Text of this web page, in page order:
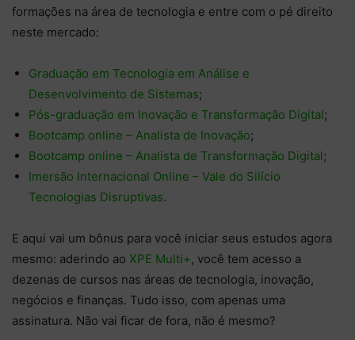
formações na área de tecnologia e entre com o pé direito
neste mercado:
Graduação em Tecnologia em Análise e
Desenvolvimento de Sistemas;
Pós-graduação em Inovação e Transformação Digital;
Bootcamp online – Analista de Inovação;
Bootcamp online – Analista de Transformação Digital;
Imersão Internacional Online – Vale do Silício
Tecnologias Disruptivas.
E aqui vai um bônus para você iniciar seus estudos agora
mesmo: aderindo ao XPE Multi+, você tem acesso a
dezenas de cursos nas áreas de tecnologia, inovação,
negócios e finanças. Tudo isso, com apenas uma
assinatura. Não vai ficar de fora, não é mesmo?